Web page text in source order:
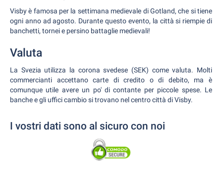
Visby è famosa per la settimana medievale di Gotland, che si tiene
ogni anno ad agosto. Durante questo evento, la città si riempie di
banchetti, tornei e persino battaglie medievali!
Valuta
La Svezia utilizza la corona svedese (SEK) come valuta. Molti
commercianti accettano carte di credito o di debito, ma è
comunque utile avere un po' di contante per piccole spese. Le
banche e gli uffici cambio si trovano nel centro città di Visby.
I vostri dati sono al sicuro con noi